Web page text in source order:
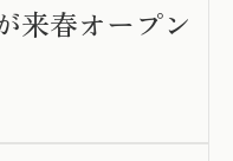
来春オープン